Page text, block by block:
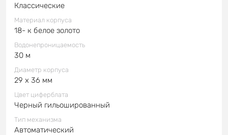
Классические
Материал корпуса
18- к белое золото
Водонепроницаемость
30 м
Диаметр корпуса
29 x 36 мм
Цвет циферблата
Черный гильошированный
Тип механизма
Автоматический